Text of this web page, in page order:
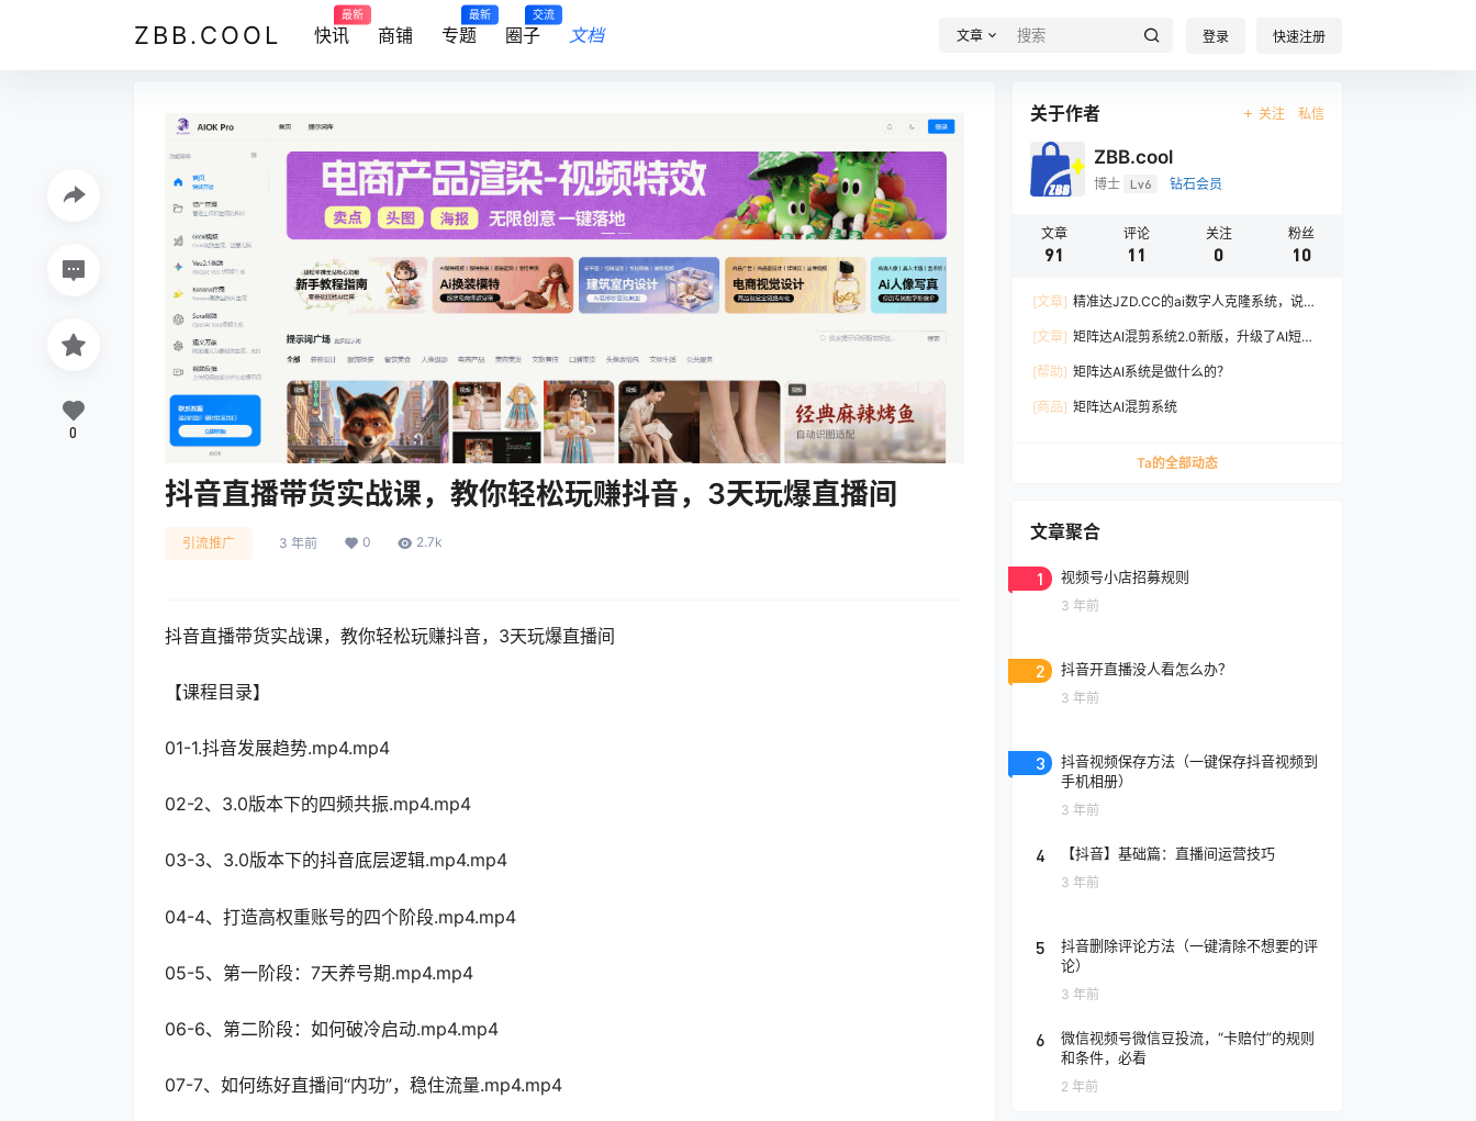
ZBB.COOL 快讯
最新
商铺 专题
最新
圈子
交流
文档 文章 登录 快速注册
抖音直播带货实战课，教你轻松玩赚抖音，3天玩爆直播间
引流推广 3 年前 0 2.7k
抖音直播带货实战课，教你轻松玩赚抖音，3天玩爆直播间
【课程目录】
01-1.抖音发展趋势.mp4.mp4
02-2、3.0版本下的四频共振.mp4.mp4
03-3、3.0版本下的抖音底层逻辑.mp4.mp4
04-4、打造高权重账号的四个阶段.mp4.mp4
05-5、第一阶段：7天养号期.mp4.mp4
06-6、第二阶段：如何破冷启动.mp4.mp4
07-7、如何练好直播间“内功”，稳住流量.mp4.mp4
0
关于作者 关注 私信
ZBB.cool
博士 Lv6 钻石会员
文章
91
评论
11
关注
0
粉丝
10
[文章] 精准达JZD.CC的ai数字人克隆系统，说可
[文章] 矩阵达AI混剪系统2.0新版，升级了AI短视
[帮助] 矩阵达AI系统是做什么的？
[商品] 矩阵达AI混剪系统
Ta的全部动态
文章聚合
1 视频号小店招募规则
3 年前
2 抖音开直播没人看怎么办？
3 年前
3
抖音视频保存方法（一键保存抖音视频到
手机相册）
3 年前
4 【抖音】基础篇：直播间运营技巧
3 年前
5
抖音删除评论方法（一键清除不想要的评
论）
3 年前
6
微信视频号微信豆投流，“卡赔付”的规则
和条件，必看
2 年前